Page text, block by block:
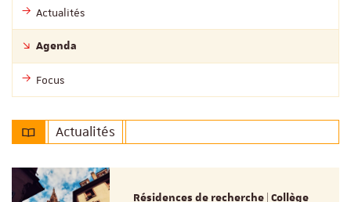
Actualités
Agenda
Focus
Actualités
Résidences de recherche | Collège